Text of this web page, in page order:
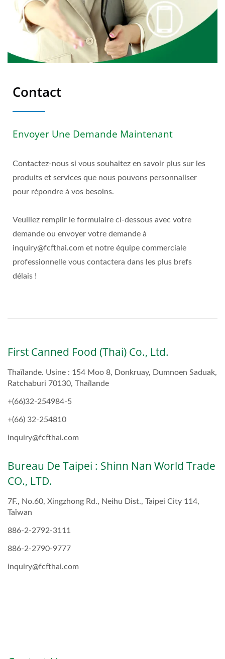
Contact
Envoyer Une Demande Maintenant
Contactez-nous si vous souhaitez en savoir plus sur les
produits et services que nous pouvons personnaliser
pour répondre à vos besoins.
Veuillez remplir le formulaire ci-dessous avec votre
demande ou envoyer votre demande à
inquiry@fcfthai.com et notre équipe commerciale
professionnelle vous contactera dans les plus brefs
délais !
First Canned Food (Thai) Co., Ltd.
Thaïlande. Usine : 154 Moo 8, Donkruay, Dumnoen Saduak,
Ratchaburi 70130, Thaïlande
+(66)32-254984-5
+(66) 32-254810
inquiry@fcfthai.com
Bureau De Taipei : Shinn Nan World Trade
CO., LTD.
7F., No.60, Xingzhong Rd., Neihu Dist., Taipei City 114,
Taïwan
886-2-2792-3111
886-2-2790-9777
inquiry@fcfthai.com